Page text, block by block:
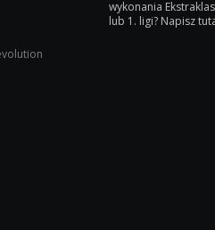
wykonania
lub 1. ligi? Napisz